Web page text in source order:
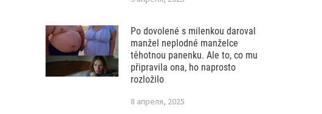
Po dovolené s milenkou daroval
manžel neplodné manželce
těhotnou panenku. Ale to, co mu
připravila ona, ho naprosto
rozložilo
8 апреля, 2025